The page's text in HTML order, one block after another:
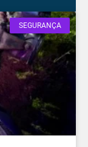
SEGURANÇA